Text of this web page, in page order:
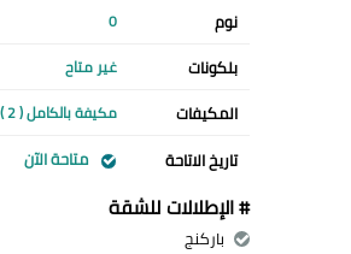
نوم 0
بلكونات غير متاح
المكيفات
مكيفة بالكامل ( 2 )
تاريخ الاتاحة متاحة الآن
# الإطلالات للشقة
باركنج